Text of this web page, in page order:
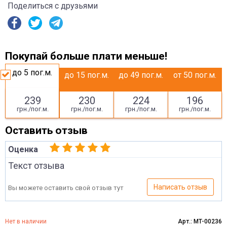
Поделиться с друзьями
Покупай больше плати меньше!
до 5 пог.м.
239
грн./пог.м.
до 15 пог.м.
230
грн./пог.м.
до 49 пог.м.
224
грн./пог.м.
от 50 пог.м.
196
грн./пог.м.
Оставить отзыв
Оценка
Текст отзыва
Вы можете оставить свой отзыв тут Написать отзыв
Нет в наличии Арт.: MT-00236